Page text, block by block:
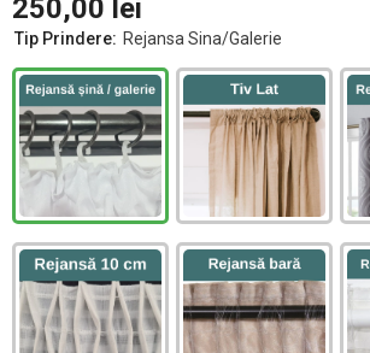
250,00 lei
Tip Prindere: Rejansa Sina/Galerie